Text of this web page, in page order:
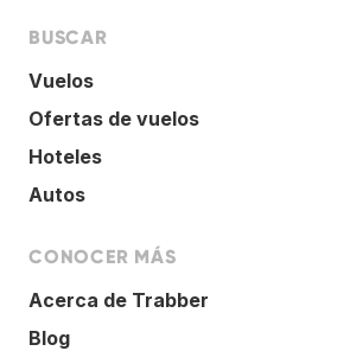
BUSCAR
Vuelos
Ofertas de vuelos
Hoteles
Autos
CONOCER MÁS
Acerca de Trabber
Blog